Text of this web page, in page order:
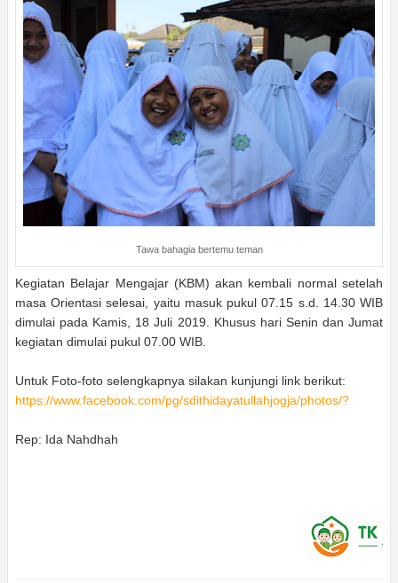
Tawa bahagia bertemu teman
Kegiatan Belajar Mengajar (KBM) akan kembali normal setelah
masa Orientasi selesai, yaitu masuk pukul 07.15 s.d. 14.30 WIB
dimulai pada Kamis, 18 Juli 2019. Khusus hari Senin dan Jumat
kegiatan dimulai pukul 07.00 WIB.
Untuk Foto-foto selengkapnya silakan kunjungi link berikut:
https://www.facebook.com/pg/sdithidayatullahjogja/photos/?
Rep: Ida Nahdhah